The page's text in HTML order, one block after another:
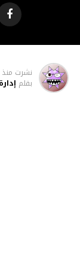
نشرت منذ 8 سنوات
بقلم